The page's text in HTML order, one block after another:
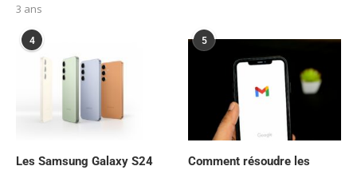
3 ans
4
Les Samsung Galaxy S24
5
Comment résoudre les